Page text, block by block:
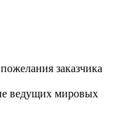
заказчика
ведущих мировых